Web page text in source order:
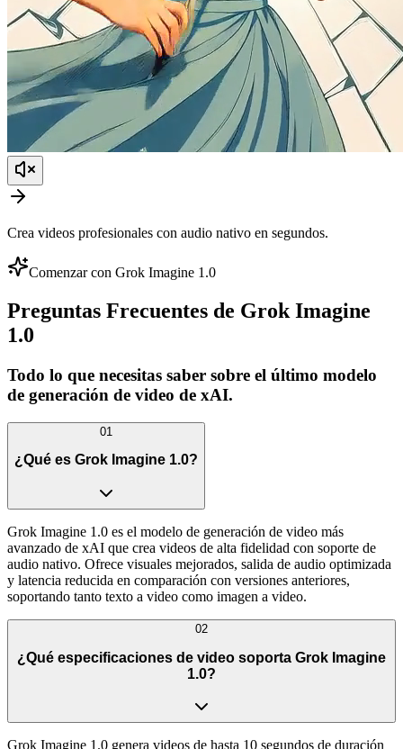
Crea videos profesionales con audio nativo en segundos.
Comenzar con Grok Imagine 1.0
Preguntas Frecuentes de Grok Imagine
1.0
Todo lo que necesitas saber sobre el último modelo
de generación de video de xAI.
01
¿Qué es Grok Imagine 1.0?
Grok Imagine 1.0 es el modelo de generación de video más
avanzado de xAI que crea videos de alta fidelidad con soporte de
audio nativo. Ofrece visuales mejorados, salida de audio optimizada
y latencia reducida en comparación con versiones anteriores,
soportando tanto texto a video como imagen a video.
02
¿Qué especificaciones de video soporta Grok Imagine
1.0?
Grok Imagine 1.0 genera videos de hasta 10 segundos de duración